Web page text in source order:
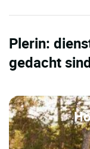
Plerin:
gedacht